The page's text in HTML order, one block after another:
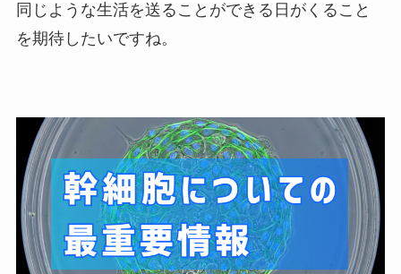
同じような生活を送ることができる日がくること
を期待したいですね。